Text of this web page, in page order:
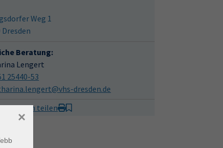
Weg 1
Dresden
Beratung:
Lengert
25440-53
dresden.de
Freunden teilen
×